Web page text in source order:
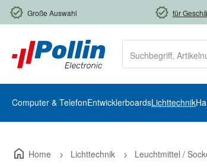
Hauptinhalt springen
Zur Suche springen
Zur Hauptnavigation springen
Große Auswahl für
Computer & TelefonEntwicklerboardsLichttechnik
Home Lichttechnik Leuchtmittel /